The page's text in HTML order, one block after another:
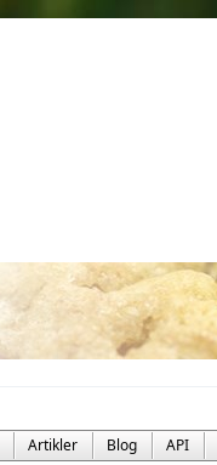
Artikler Blog API